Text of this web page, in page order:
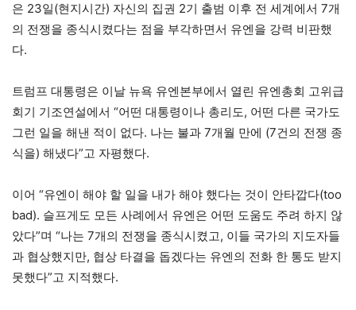
은 23일(현지시간) 자신의 집권 2기 출범 이후 전 세계에서 7개
의 전쟁을 종식시켰다는 점을 부각하면서 유엔을 강력 비판했
다.
트럼프 대통령은 이날 뉴욕 유엔본부에서 열린 유엔총회 고위급
회기 기조연설에서 “어떤 대통령이나 총리도, 어떤 다른 국가도
그런 일을 해낸 적이 없다. 나는 불과 7개월 만에 (7건의 전쟁 종
식을) 해냈다”고 자평했다.
이어 “유엔이 해야 할 일을 내가 해야 했다는 것이 안타깝다(too
bad). 슬프게도 모든 사례에서 유엔은 어떤 도움도 주려 하지 않
았다”며 “나는 7개의 전쟁을 종식시켰고, 이들 국가의 지도자들
과 협상했지만, 협상 타결을 돕겠다는 유엔의 전화 한 통도 받지
못했다”고 지적했다.